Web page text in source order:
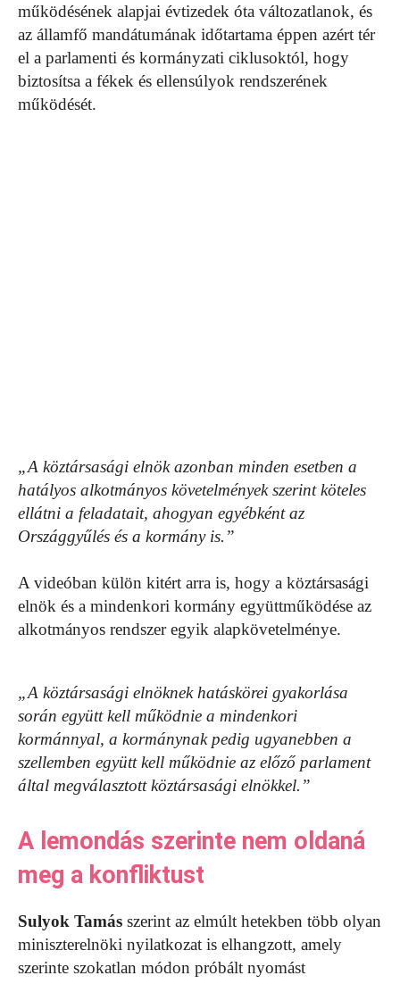
működésének alapjai évtizedek óta változatlanok, és
az államfő mandátumának időtartama éppen azért tér
el a parlamenti és kormányzati ciklusoktól, hogy
biztosítsa a fékek és ellensúlyok rendszerének
működését.
„A köztársasági elnök azonban minden esetben a
hatályos alkotmányos követelmények szerint köteles
ellátni a feladatait, ahogyan egyébként az
Országgyűlés és a kormány is.”
A videóban külön kitért arra is, hogy a köztársasági
elnök és a mindenkori kormány együttműködése az
alkotmányos rendszer egyik alapkövetelménye.
„A köztársasági elnöknek hatáskörei gyakorlása
során együtt kell működnie a mindenkori
kormánnyal, a kormánynak pedig ugyanebben a
szellemben együtt kell működnie az előző parlament
által megválasztott köztársasági elnökkel.”
A lemondás szerinte nem oldaná
meg a konfliktust
Sulyok Tamás szerint az elmúlt hetekben több olyan
miniszterelnöki nyilatkozat is elhangzott, amely
szerinte szokatlan módon próbált nyomást